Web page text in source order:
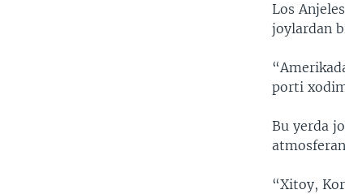
Los
joylardan
porti
Bu yerda
“Xitoy,